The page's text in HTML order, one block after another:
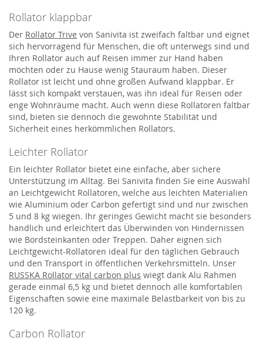
Rollator klappbar
Der Rollator Trive von Sanivita ist zweifach faltbar und eignet
sich hervorragend für Menschen, die oft unterwegs sind und
Ihren Rollator auch auf Reisen immer zur Hand haben
möchten oder zu Hause wenig Stauraum haben. Dieser
Rollator ist leicht und ohne großen Aufwand klappbar. Er
lässt sich kompakt verstauen, was ihn ideal für Reisen oder
enge Wohnräume macht. Auch wenn diese Rollatoren faltbar
sind, bieten sie dennoch die gewohnte Stabilität und
Sicherheit eines herkömmlichen Rollators.
Leichter Rollator
Ein leichter Rollator bietet eine einfache, aber sichere
Unterstützung im Alltag. Bei Sanivita finden Sie eine Auswahl
an Leichtgewicht Rollatoren, welche aus leichten Materialien
wie Aluminium oder Carbon gefertigt sind und nur zwischen
5 und 8 kg wiegen. Ihr geringes Gewicht macht sie besonders
handlich und erleichtert das Überwinden von Hindernissen
wie Bordsteinkanten oder Treppen. Daher eignen sich
Leichtgewicht-Rollatoren ideal für den täglichen Gebrauch
und den Transport in öffentlichen Verkehrsmitteln. Unser
RUSSKA Rollator vital carbon plus wiegt dank Alu Rahmen
gerade einmal 6,5 kg und bietet dennoch alle komfortablen
Eigenschaften sowie eine maximale Belastbarkeit von bis zu
120 kg.
Carbon Rollator